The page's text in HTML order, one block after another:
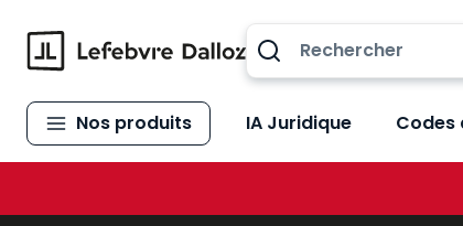
Nos produits IA Juridique Codes